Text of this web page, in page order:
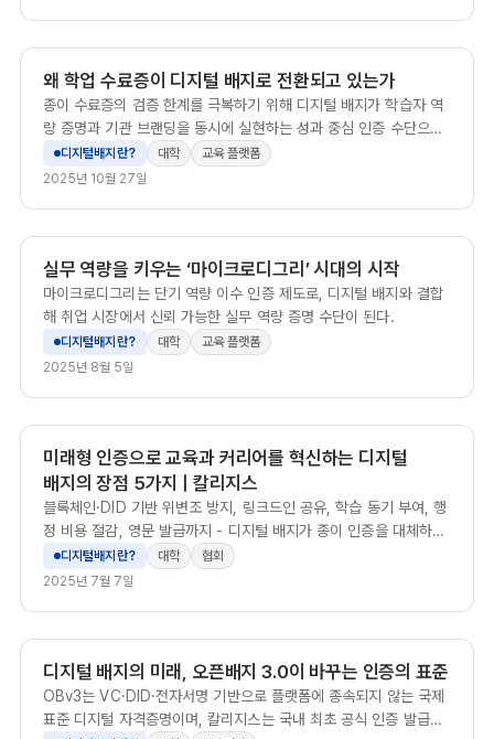
왜 학업 수료증이 디지털 배지로 전환되고 있는가
종이 수료증의 검증 한계를 극복하기 위해 디지털 배지가 학습자 역
량 증명과 기관 브랜딩을 동시에 실현하는 성과 중심 인증 수단으로
전환되고 있습니다.
디지털배지란? 대학
교육 플랫폼
2025년 10월 27일
실무 역량을 키우는 ‘마이크로디그리’ 시대의 시작
마이크로디그리는 단기 역량 이수 인증 제도로, 디지털 배지와 결합
해 취업 시장에서 신뢰 가능한 실무 역량 증명 수단이 된다.
디지털배지란? 대학
교육 플랫폼
2025년 8월 5일
미래형 인증으로 교육과 커리어를 혁신하는 디지털
배지의 장점 5가지 | 칼리지스
블록체인·DID 기반 위변조 방지, 링크드인 공유, 학습 동기 부여, 행
정 비용 절감, 영문 발급까지 - 디지털 배지가 종이 인증을 대체하는
5가지 이유.
디지털배지란? 대학
협회
2025년 7월 7일
디지털 배지의 미래, 오픈배지 3.0이 바꾸는 인증의 표준
OBv3는 VC·DID·전자서명 기반으로 플랫폼에 종속되지 않는 국제
표준 디지털 자격증명이며, 칼리지스는 국내 최초 공식 인증 발급사